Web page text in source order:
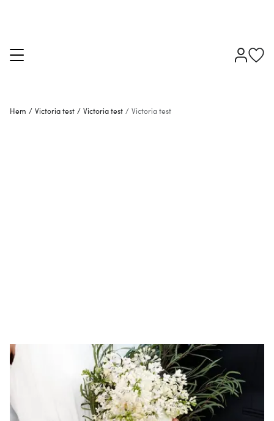
Hem / Victoria test / Victoria test / Victoria test